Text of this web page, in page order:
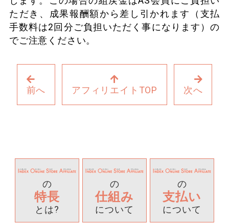
ただき、成果報酬額から差し引かれます（支払
手数料は2回分ご負担いただく事になります）の
でご注意ください。
前へ アフィリエイトTOP 次へ
の
特長
とは?
の
仕組み
について
の
支払い
について